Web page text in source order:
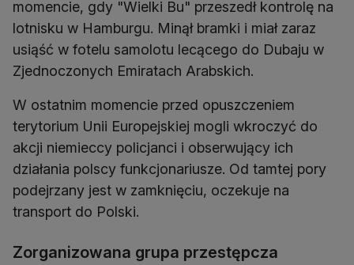
momencie, gdy "Wielki Bu" przeszedł kontrolę na
lotnisku w Hamburgu. Minął bramki i miał zaraz
usiąść w fotelu samolotu lecącego do Dubaju w
Zjednoczonych Emiratach Arabskich.
W ostatnim momencie przed opuszczeniem
terytorium Unii Europejskiej mogli wkroczyć do
akcji niemieccy policjanci i obserwujący ich
działania polscy funkcjonariusze. Od tamtej pory
podejrzany jest w zamknięciu, oczekuje na
transport do Polski.
Zorganizowana grupa przestępcza